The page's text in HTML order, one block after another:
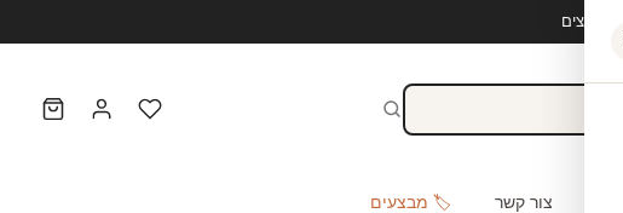
צור קשר 🏷️ מבצעים